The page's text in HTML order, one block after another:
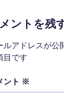
ントを残
ルアドレスが公
目です
ント ※